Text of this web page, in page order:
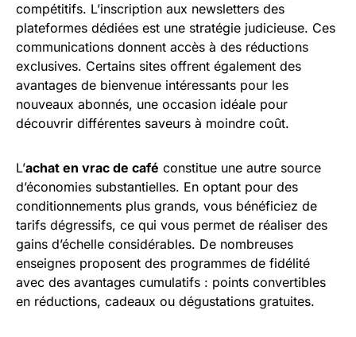
compétitifs. L’inscription aux newsletters des
plateformes dédiées est une stratégie judicieuse. Ces
communications donnent accès à des réductions
exclusives. Certains sites offrent également des
avantages de bienvenue intéressants pour les
nouveaux abonnés, une occasion idéale pour
découvrir différentes saveurs à moindre coût.
L’achat en vrac de café constitue une autre source
d’économies substantielles. En optant pour des
conditionnements plus grands, vous bénéficiez de
tarifs dégressifs, ce qui vous permet de réaliser des
gains d’échelle considérables. De nombreuses
enseignes proposent des programmes de fidélité
avec des avantages cumulatifs : points convertibles
en réductions, cadeaux ou dégustations gratuites.